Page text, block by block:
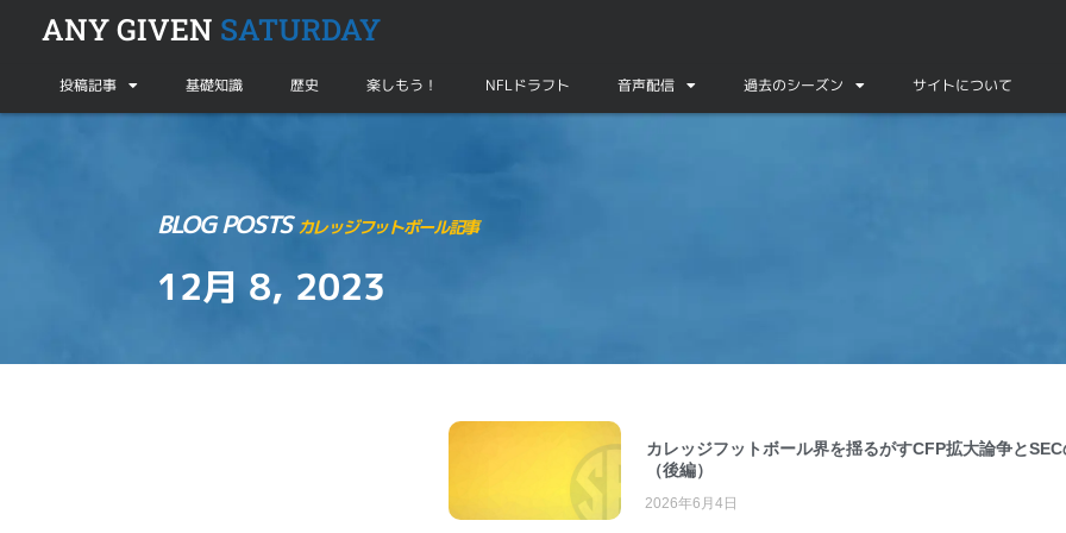
ANY GIVEN SATURDAY
投稿記事 基礎知識 歴史 楽しもう！ NFLドラフト 音声配信 過去のシーズン サイトについて
BLOG POSTSカレッジフットボール記事
12月 8, 2023
カレッジフットボール界を揺るがすCFP拡大論争と
（後編）
2026年6月4日